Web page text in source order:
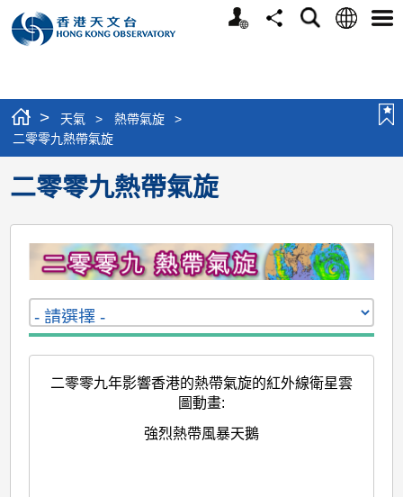
個
分
搜
語
選
> 天氣 > 熱帶氣旋
>
二零零九熱帶氣旋
二零零九熱帶氣旋
二零零九年影響香港的熱帶氣旋的紅外線衛星雲
圖動畫:
強烈熱帶風暴天鵝